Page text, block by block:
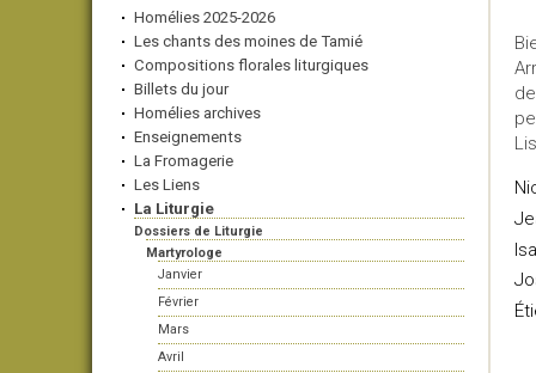
Homélies 2025-2026
Les chants des moines de Tamié
Compositions florales liturgiques
Billets du jour
Homélies archives
Enseignements
La Fromagerie
Les Liens
La Liturgie
Dossiers de Liturgie
Martyrologe
Janvier
Février
Mars
Avril